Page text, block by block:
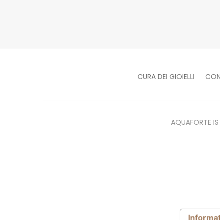
CURA DEI GIOIELLI
AQUAFORTE